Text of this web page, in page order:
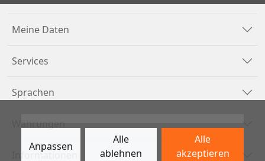
Meine Daten
Services
Sprachen
Währungen
Informationen
Anpassen
Alle
ablehnen
Alle
akzeptieren